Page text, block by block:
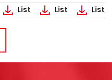
List List List